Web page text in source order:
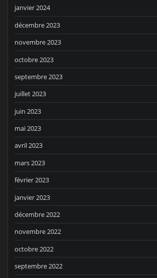
janvier 2024
décembre 2023
novembre 2023
octobre 2023
septembre 2023
juillet 2023
juin 2023
mai 2023
avril 2023
mars 2023
février 2023
janvier 2023
décembre 2022
novembre 2022
octobre 2022
septembre 2022